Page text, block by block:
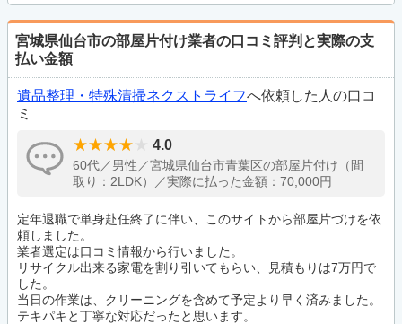
宮城県仙台市の部屋片付け業者の口コミ評判と実際の支
払い金額
遺品整理・特殊清掃ネクストライフへ依頼した人の口コ
ミ
4.0
60代／男性／宮城県仙台市青葉区の部屋片付け（間
取り：2LDK）／実際に払った金額：70,000円
定年退職で単身赴任終了に伴い、このサイトから部屋片づけを依
頼しました。
業者選定は口コミ情報から行いました。
リサイクル出来る家電を割り引いてもらい、見積もりは7万円で
した。
当日の作業は、クリーニングを含めて予定より早く済みました。
テキパキと丁寧な対応だったと思います。